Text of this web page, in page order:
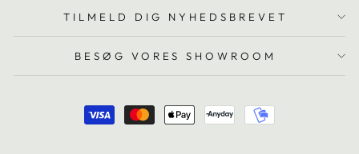
TILMELD DIG NYHEDSBREVET
BESØG VORES SHOWROOM